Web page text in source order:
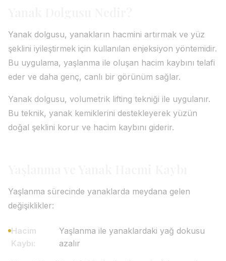
Yanak dolgusu, yanakların hacmini artırmak ve yüz
şeklini iyileştirmek için kullanılan enjeksiyon yöntemidir.
Bu uygulama, yaşlanma ile oluşan hacim kaybını telafi
eder ve daha genç, canlı bir görünüm sağlar.
Yanak dolgusu, volumetrik lifting tekniği ile uygulanır.
Bu teknik, yanak kemiklerini destekleyerek yüzün
doğal şeklini korur ve hacim kaybını giderir.
Yaşlanma sürecinde yanaklarda meydana gelen
değişiklikler:
Hacim
Kaybı:
Yaşlanma ile yanaklardaki yağ dokusu
azalır